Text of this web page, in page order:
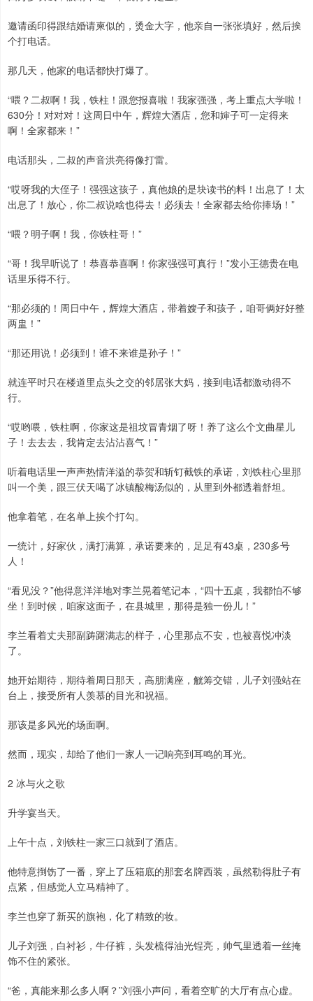
邀请函印得跟结婚请柬似的，烫金大字，他亲自一张张填好，然后挨
个打电话。
那几天，他家的电话都快打爆了。
“喂？二叔啊！我，铁柱！跟您报喜啦！我家强强，考上重点大学啦！
630分！对对对！这周日中午，辉煌大酒店，您和婶子可一定得来
啊！全家都来！”
电话那头，二叔的声音洪亮得像打雷。
“哎呀我的大侄子！强强这孩子，真他娘的是块读书的料！出息了！太
出息了！放心，你二叔说啥也得去！必须去！全家都去给你捧场！”
“喂？明子啊！我，你铁柱哥！”
“哥！我早听说了！恭喜恭喜啊！你家强强可真行！”发小王德贵在电
话里乐得不行。
“那必须的！周日中午，辉煌大酒店，带着嫂子和孩子，咱哥俩好好整
两盅！”
“那还用说！必须到！谁不来谁是孙子！”
就连平时只在楼道里点头之交的邻居张大妈，接到电话都激动得不
行。
“哎哟喂，铁柱啊，你家这是祖坟冒青烟了呀！养了这么个文曲星儿
子！去去去，我肯定去沾沾喜气！”
听着电话里一声声热情洋溢的恭贺和斩钉截铁的承诺，刘铁柱心里那
叫一个美，跟三伏天喝了冰镇酸梅汤似的，从里到外都透着舒坦。
他拿着笔，在名单上挨个打勾。
一统计，好家伙，满打满算，承诺要来的，足足有43桌，230多号
人！
“看见没？”他得意洋洋地对李兰晃着笔记本，“四十五桌，我都怕不够
坐！到时候，咱家这面子，在县城里，那得是独一份儿！”
李兰看着丈夫那副踌躇满志的样子，心里那点不安，也被喜悦冲淡
了。
她开始期待，期待着周日那天，高朋满座，觥筹交错，儿子刘强站在
台上，接受所有人羡慕的目光和祝福。
那该是多风光的场面啊。
然而，现实，却给了他们一家人一记响亮到耳鸣的耳光。
2 冰与火之歌
升学宴当天。
上午十点，刘铁柱一家三口就到了酒店。
他特意捯饬了一番，穿上了压箱底的那套名牌西装，虽然勒得肚子有
点紧，但感觉人立马精神了。
李兰也穿了新买的旗袍，化了精致的妆。
儿子刘强，白衬衫，牛仔裤，头发梳得油光锃亮，帅气里透着一丝掩
饰不住的紧张。
“爸，真能来那么多人啊？”刘强小声问，看着空旷的大厅有点心虚。